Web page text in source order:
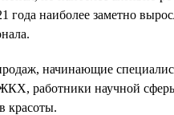
года наиболее заметно
начинающие
работники научной
красоты.